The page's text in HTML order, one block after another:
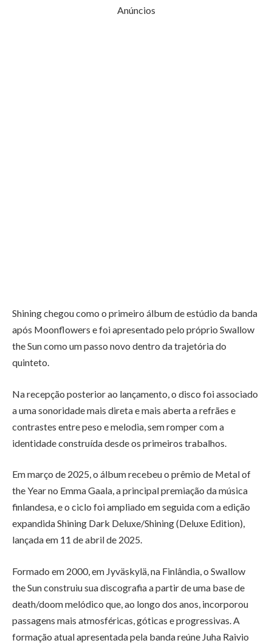
Anúncios
Shining chegou como o primeiro álbum de estúdio da banda
após Moonflowers e foi apresentado pelo próprio Swallow
the Sun como um passo novo dentro da trajetória do
quinteto.
Na recepção posterior ao lançamento, o disco foi associado
a uma sonoridade mais direta e mais aberta a refrães e
contrastes entre peso e melodia, sem romper com a
identidade construída desde os primeiros trabalhos.
Em março de 2025, o álbum recebeu o prêmio de Metal of
the Year no Emma Gaala, a principal premiação da música
finlandesa, e o ciclo foi ampliado em seguida com a edição
expandida Shining Dark Deluxe/Shining (Deluxe Edition),
lançada em 11 de abril de 2025.
Formado em 2000, em Jyväskylä, na Finlândia, o Swallow
the Sun construiu sua discografia a partir de uma base de
death/doom melódico que, ao longo dos anos, incorporou
passagens mais atmosféricas, góticas e progressivas. A
formação atual apresentada pela banda reúne Juha Raivio